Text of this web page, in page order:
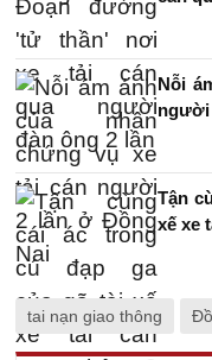
Nỗi
người
Tận
xế xe
tai nạn giao thông